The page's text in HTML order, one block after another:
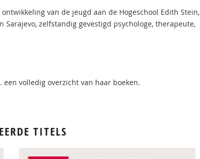
van de jeugd aan de Hogeschool Edith Stein,
zelfstandig gevestigd psychologe, therapeute,
volledig overzicht van haar boeken.
TITELS